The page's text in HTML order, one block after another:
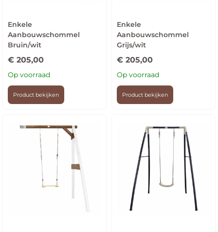
Enkele
Aanbouwschommel
Bruin/wit
€ 205,00
Op voorraad
Product bekijken
Enkele
Aanbouwschommel
Grijs/wit
€ 205,00
Op voorraad
Product bekijken